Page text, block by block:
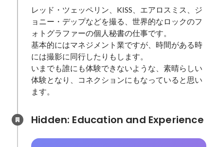
レッド・ツェッペリン、KISS、エアロスミス、ジ
ョニー・デップなどを撮る、世界的なロックのフ
ォトグラファーの個人秘書の仕事です。
基本的にはマネジメント業ですが、時間がある時
には撮影に同行したりもします。
いまでも誰にも体験できないような、素晴らしい
体験となり、コネクションにもなっていると思い
ます。